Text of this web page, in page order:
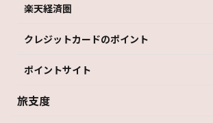
楽天経済圏
クレジットカードのポイント
ポイントサイト
旅支度